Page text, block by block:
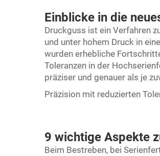
Einblicke in die
Druckguss ist ein Verfahren
und unter hohem Druck in
wurden erhebliche
Toleranzen in der
präziser und genauer als je
Präzision mit reduzierten
9 wichtige Aspekte
Beim Bestreben, bei